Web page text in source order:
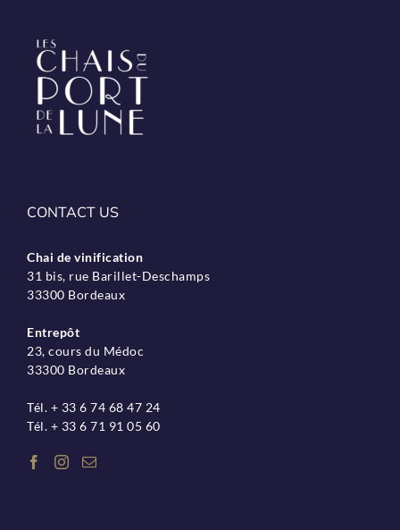
CONTACT US
Chai de vinification
31 bis, rue Barillet-Deschamps
33300 Bordeaux
Entrepôt
23, cours du Médoc
33300 Bordeaux
Tél. + 33 6 74 68 47 24
Tél. + 33 6 71 91 05 60